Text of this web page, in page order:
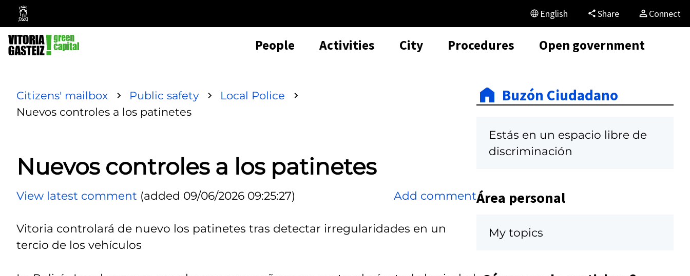
Vitoria-
Gasteiz
City
Council
English Share Connect
People Activities City Procedures Open government
Citizens' mailbox Public safety
Local Police
Nuevos controles a los patinetes
Nuevos controles a los patinetes
View latest comment (added 09/06/2026 09:25:27) Add comment
Vitoria controlará de nuevo los patinetes tras detectar irregularidades en un
tercio de los vehículos
Buzón Ciudadano
Estás en un espacio libre de
discriminación
Área personal
My topics